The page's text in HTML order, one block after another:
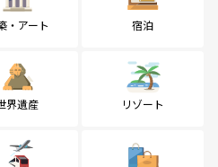
・アート 宿泊
界遺産 リゾート